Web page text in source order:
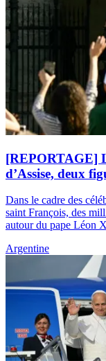
[REPORTAGE]
d’Assise, deux
Dans le cadre des
saint François, des
autour du pape Léon
Argentine